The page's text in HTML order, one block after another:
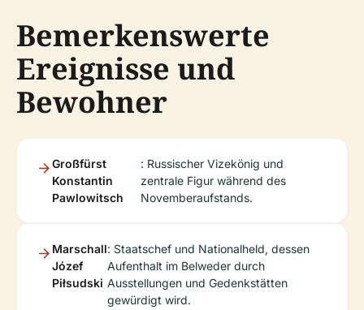
Bemerkenswerte
Ereignisse und
Bewohner
Großfürst
Konstantin
Pawlowitsch
: Russischer Vizekönig und
zentrale Figur während des
Novemberaufstands.
Marschall
Józef
Piłsudski
: Staatschef und Nationalheld, dessen
Aufenthalt im Belweder durch
Ausstellungen und Gedenkstätten
gewürdigt wird.